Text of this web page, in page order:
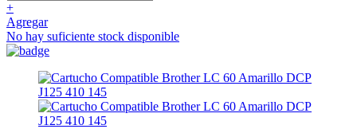
+
Agregar
No hay suficiente stock disponible